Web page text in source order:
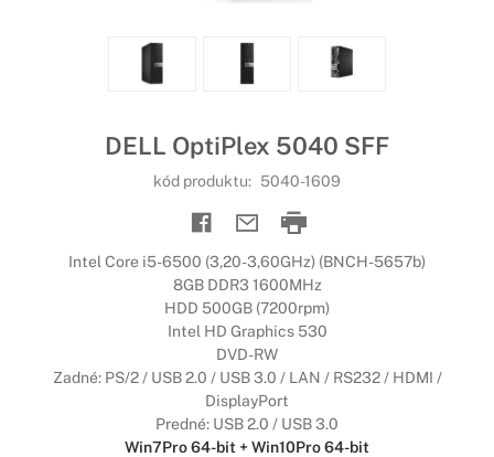
DELL OptiPlex 5040 SFF
kód produktu: 5040-1609
Intel Core i5-6500 (3,20-3,60GHz) (BNCH-5657b)
8GB DDR3 1600MHz
HDD 500GB (7200rpm)
Intel HD Graphics 530
DVD-RW
Zadné: PS/2 / USB 2.0 / USB 3.0 / LAN / RS232 / HDMI /
DisplayPort
Predné: USB 2.0 / USB 3.0
Win7Pro 64-bit + Win10Pro 64-bit